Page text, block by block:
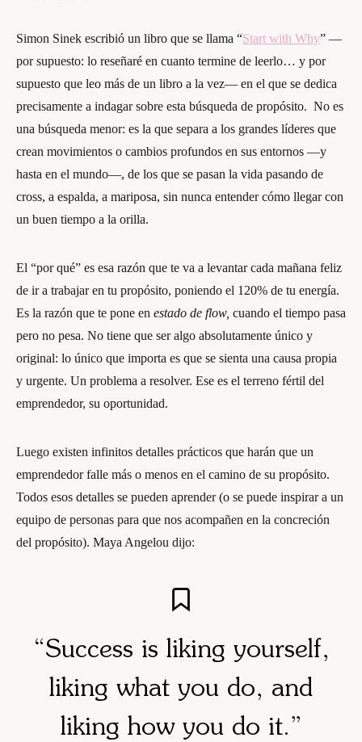
Simon Sinek escribió un libro que se llama “Start with Why” —
por supuesto: lo reseñaré en cuanto termine de leerlo… y por
supuesto que leo más de un libro a la vez— en el que se dedica
precisamente a indagar sobre esta búsqueda de propósito. No es
una búsqueda menor: es la que separa a los grandes líderes que
crean movimientos o cambios profundos en sus entornos —y
hasta en el mundo—, de los que se pasan la vida pasando de
cross, a espalda, a mariposa, sin nunca entender cómo llegar con
un buen tiempo a la orilla.
El “por qué” es esa razón que te va a levantar cada mañana feliz
de ir a trabajar en tu propósito, poniendo el 120% de tu energía.
Es la razón que te pone en estado de flow, cuando el tiempo pasa
pero no pesa. No tiene que ser algo absolutamente único y
original: lo único que importa es que se sienta una causa propia
y urgente. Un problema a resolver. Ese es el terreno fértil del
emprendedor, su oportunidad.
Luego existen infinitos detalles prácticos que harán que un
emprendedor falle más o menos en el camino de su propósito.
Todos esos detalles se pueden aprender (o se puede inspirar a un
equipo de personas para que nos acompañen en la concreción
del propósito). Maya Angelou dijo:
“Success is liking yourself,
liking what you do, and
liking how you do it.”